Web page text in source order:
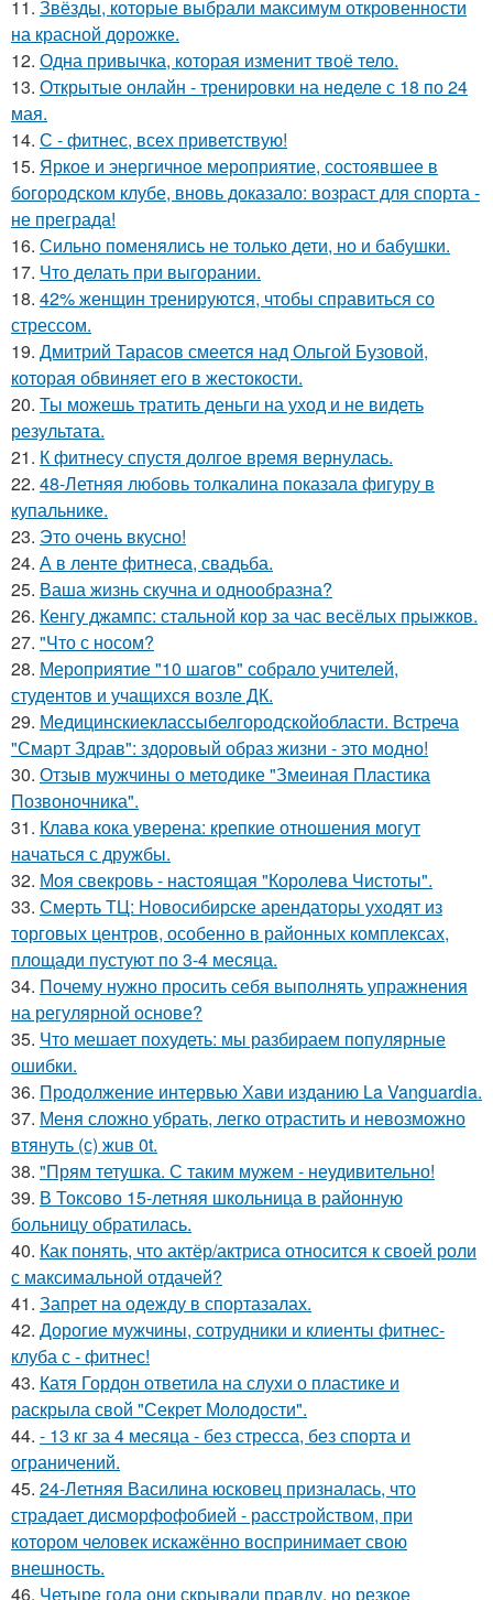
11. Звёзды, которые выбрали максимум откровенности
на красной дорожке.
12. Одна привычка, которая изменит твоё тело.
13. Открытые онлайн - тренировки на неделе с 18 по 24
мая.
14. С - фитнес, всех приветствую!
15. Яркое и энергичное мероприятие, состоявшее в
богородском клубе, вновь доказало: возраст для спорта -
не преграда!
16. Сильно поменялись не только дети, но и бабушки.
17. Что делать при выгорании.
18. 42% женщин тренируются, чтобы справиться со
стрессом.
19. Дмитрий Тарасов смеется над Ольгой Бузовой,
которая обвиняет его в жестокости.
20. Ты можешь тратить деньги на уход и не видеть
результата.
21. К фитнесу спустя долгое время вернулась.
22. 48-Летняя любовь толкалина показала фигуру в
купальнике.
23. Это очень вкусно!
24. А в ленте фитнеса, свадьба.
25. Ваша жизнь скучна и однообразна?
26. Кенгу джампс: стальной кор за час весёлых прыжков.
27. "Что с носом?
28. Мероприятие "10 шагов" собрало учителей,
студентов и учащихся возле ДК.
29. Медицинскиеклассыбелгородскойобласти. Встреча
"Смарт Здрав": здоровый образ жизни - это модно!
30. Отзыв мужчины о методике "Змеиная Пластика
Позвоночника".
31. Клава кока уверена: крепкие отношения могут
начаться с дружбы.
32. Моя свекровь - настоящая "Королева Чистоты".
33. Смерть ТЦ: Новосибирске арендаторы уходят из
торговых центров, особенно в районных комплексах,
площади пустуют по 3-4 месяца.
34. Почему нужно просить себя выполнять упражнения
на регулярной основе?
35. Что мешает похудеть: мы разбираем популярные
ошибки.
36. Продолжение интервью Хави изданию La Vanguardia.
37. Меня сложно убрать, легко отрастить и невозможно
втянуть (с) жuв 0t.
38. "Прям тетушка. С таким мужем - неудивительно!
39. В Токсово 15-летняя школьница в районную
больницу обратилась.
40. Как понять, что актёр/актриса относится к своей роли
с максимальной отдачей?
41. Запрет на одежду в спортазалах.
42. Дорогие мужчины, сотрудники и клиенты фитнес-
клуба с - фитнес!
43. Катя Гордон ответила на слухи о пластике и
раскрыла свой "Секрет Молодости".
44. - 13 кг за 4 месяца - без стресса, без спорта и
ограничений.
45. 24-Летняя Василина юсковец призналась, что
страдает дисморфофобией - расстройством, при
котором человек искажённо воспринимает свою
внешность.
46. Четыре года они скрывали правду, но резкое